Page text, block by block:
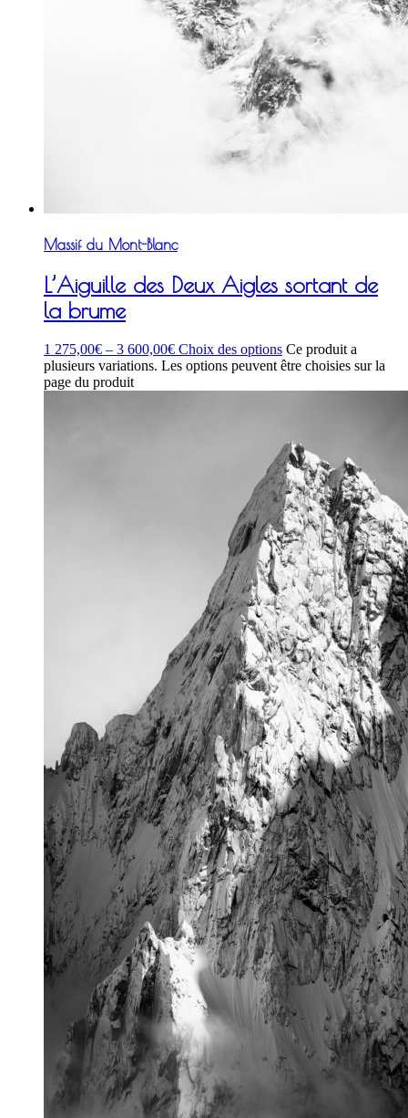
Massif du Mont-Blanc
L’Aiguille des Deux Aigles sortant de
la brume
1 275,00€ – 3 600,00€ Choix des options Ce produit a
plusieurs variations. Les options peuvent être choisies sur la
page du produit